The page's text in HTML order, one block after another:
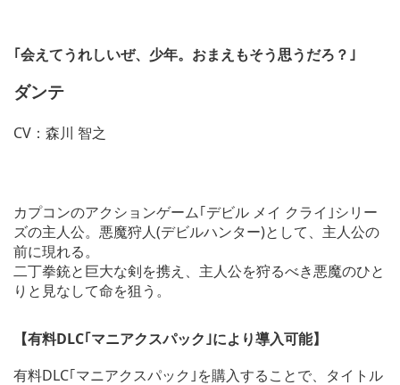
｢会えてうれしいぜ、少年。おまえもそう思うだろ？｣
ダンテ
CV：森川 智之
カプコンのアクションゲーム｢デビル メイ クライ｣シリー
ズの主人公。悪魔狩人(デビルハンター)として、主人公の
前に現れる。
二丁拳銃と巨大な剣を携え、主人公を狩るべき悪魔のひと
りと見なして命を狙う。
【有料DLC｢マニアクスパック｣により導入可能】
有料DLC｢マニアクスパック｣を購入することで、タイトル